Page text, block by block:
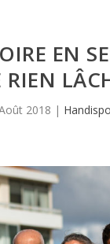
EN
2018 |